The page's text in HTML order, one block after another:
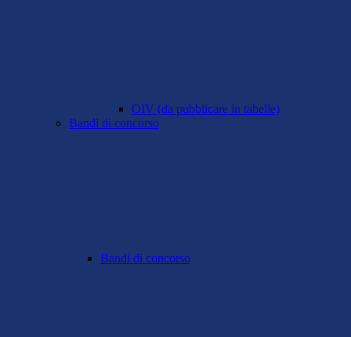
OIV (da pubblicare in tabelle)
Bandi di concorso
Bandi di concorso